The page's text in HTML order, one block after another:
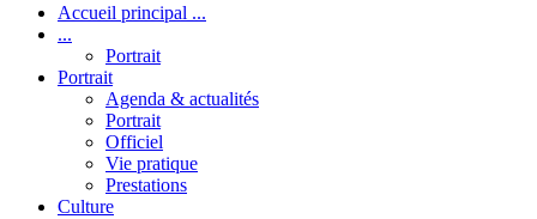
Accueil principal ...
...
Portrait
Portrait
Agenda & actualités
Portrait
Officiel
Vie pratique
Prestations
Culture